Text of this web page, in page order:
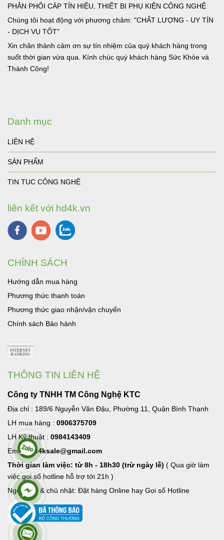
PHÂN PHỐI CÁP TÍN HIỆU, THIẾT BỊ PHỤ KIỆN CÔNG NGHỆ
Chúng tôi hoạt động với phương châm: "CHẤT LƯỢNG - UY TÍN
- DỊCH VỤ TỐT"
Xin chân thành cảm ơn sự tín nhiệm của quý khách hàng trong
suốt thời gian vừa qua. Kính chúc quý khách hàng Sức Khỏe và
Thành Công!
Danh mục
LIÊN HỆ
SẢN PHẨM
TIN TUC CÔNG NGHỆ
liên kết với hd4k.vn
CHÍNH SÁCH
Hướng dẫn mua hàng
Phương thức thanh toán
Phương thức giao nhận/vận chuyển
Chính sách Bảo hành
THÔNG TIN LIÊN HỆ
Công ty TNHH TM Công Nghệ KTC
Địa chỉ : 189/6 Nguyễn Văn Đậu, Phường 11, Quận Bình Thạnh
LH mua hàng : 0906375709
LH Kỹ thuật : 0984143409
Email:hd4ksale@gmail.com
Thời gian làm việc: từ 8h - 18h30 (trừ ngày lễ) ( Qua giờ làm
việc goi số hotline hỗ trợ tới 21h )
Ngoài giờ & chủ nhật: Đặt hàng Online hay Gọi số Hotline